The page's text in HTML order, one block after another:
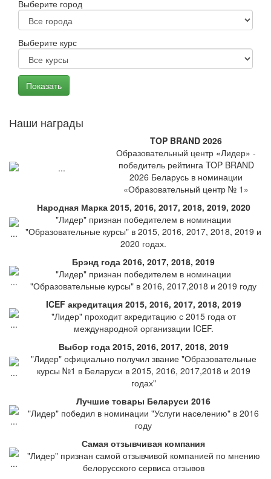
Выберите город
Выберите курс
Наши награды
TOP BRAND 2026
Образовательный центр «Лидер» -
победитель рейтинга TOP BRAND
2026 Беларусь в номинации
«Образовательный центр № 1»
Народная Марка 2015, 2016, 2017, 2018, 2019, 2020
"Лидер" признан победителем в номинации
"Образовательные курсы" в 2015, 2016, 2017, 2018, 2019 и
2020 годах.
Брэнд года 2016, 2017, 2018, 2019
"Лидер" признан победителем в номинации
"Образовательные курсы" в 2016, 2017,2018 и 2019 году
ICEF акредитация 2015, 2016, 2017, 2018, 2019
"Лидер" проходит акредитацию с 2015 года от
международной организации ICEF.
Выбор года 2015, 2016, 2017, 2018, 2019
"Лидер" официально получил звание "Образовательные
курсы №1 в Беларуси в 2015, 2016, 2017,2018 и 2019
годах"
Лучшие товары Беларуси 2016
"Лидер" победил в номинации "Услуги населению" в 2016
году
Самая отзывчивая компания
"Лидер" признан самой отзывчивой компанией по мнению
белорусского сервиса отзывов